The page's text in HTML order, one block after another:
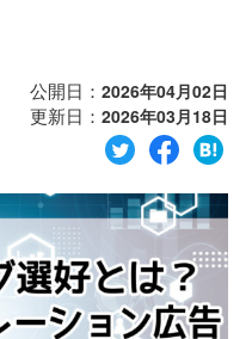
公開日： 2026年04月02日
更新日： 2026年03月18日